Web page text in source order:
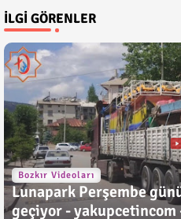
İLGI GÖRENLER
Bozkır Videoları
Lunapark Perşembe
geçiyor -